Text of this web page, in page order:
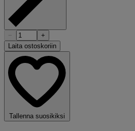
−
+
Laita ostoskoriin
Tallenna suosikiksi